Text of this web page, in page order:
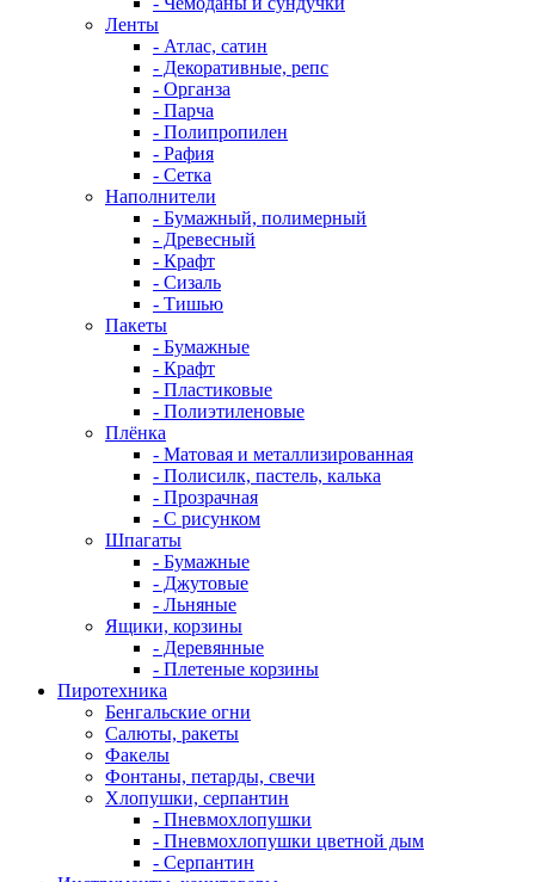
Ленты
- Атлас, сатин
- Декоративные, репс
- Органза
- Парча
- Полипропилен
- Рафия
- Сетка
Наполнители
- Бумажный, полимерный
- Древесный
- Крафт
- Сизаль
- Тишью
Пакеты
- Бумажные
- Крафт
- Пластиковые
- Полиэтиленовые
Плёнка
- Матовая и металлизированная
- Полисилк, пастель, калька
- Прозрачная
- С рисунком
Шпагаты
- Бумажные
- Джутовые
- Льняные
Ящики, корзины
- Деревянные
- Плетеные корзины
Пиротехника
Бенгальские огни
Салюты, ракеты
Факелы
Фонтаны, петарды, свечи
Хлопушки, серпантин
- Пневмохлопушки
- Пневмохлопушки цветной дым
- Серпантин